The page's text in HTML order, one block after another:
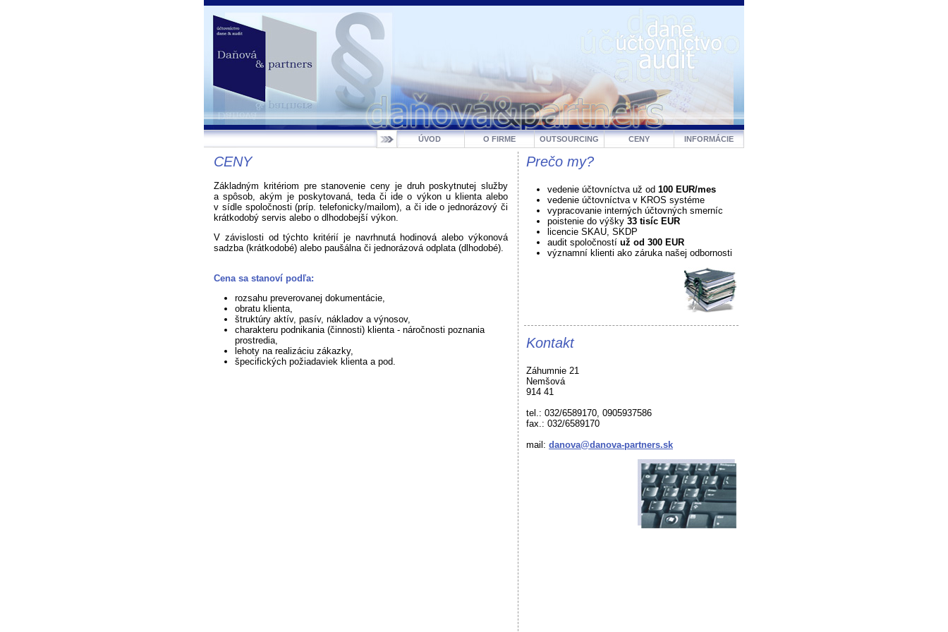
ÚVOD O FIRME OUTSOURCING CENY INFORMÁCIE
CENY
Základným kritériom pre stanovenie ceny je druh poskytnutej služby
a spôsob, akým je poskytovaná, teda či ide o výkon u klienta alebo
v sídle spoločnosti (príp. telefonicky/mailom), a či ide o jednorázový či
krátkodobý servis alebo o dlhodobejší výkon.
V závislosti od týchto kritérií je navrhnutá hodinová alebo výkonová
sadzba (krátkodobé) alebo paušálna či jednorázová odplata (dlhodobé).
Cena sa stanoví podľa:
rozsahu preverovanej dokumentácie,
obratu klienta,
štruktúry aktív, pasív, nákladov a výnosov,
charakteru podnikania (činnosti) klienta - náročnosti poznania
prostredia,
lehoty na realizáciu zákazky,
špecifických požiadaviek klienta a pod.
Prečo my?
vedenie účtovníctva už od 100 EUR/mes
vedenie účtovníctva v KROS systéme
vypracovanie interných účtovných smerníc
poistenie do výšky 33 tisíc EUR
licencie SKAU, SKDP
audit spoločností už od 300 EUR
významní klienti ako záruka našej odbornosti
Kontakt
Záhumnie 21
Nemšová
914 41
tel.: 032/6589170, 0905937586
fax.: 032/6589170
mail: danova@danova-partners.sk